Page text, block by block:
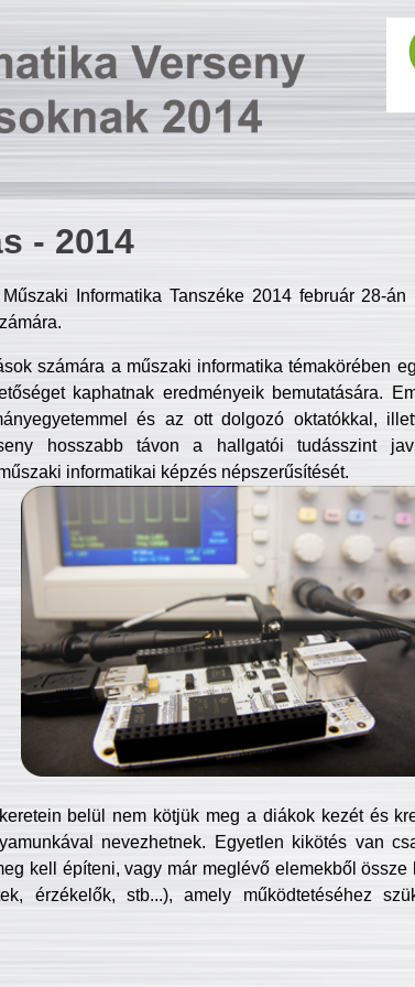
- 2014
Informatika Tanszéke 2014 február 28-
számára a műszaki informatika témakörében
kaphatnak eredményeik bemutatására.
és az ott dolgozó oktatókkal,
hosszabb távon a hallgatói tudásszint
informatikai képzés népszerűsítését.
belül nem kötjük meg a diákok kezét és
nevezhetnek. Egyetlen kikötés van
kell építeni, vagy már meglévő elemekből
érzékelők, stb...), amely működtetéséhez